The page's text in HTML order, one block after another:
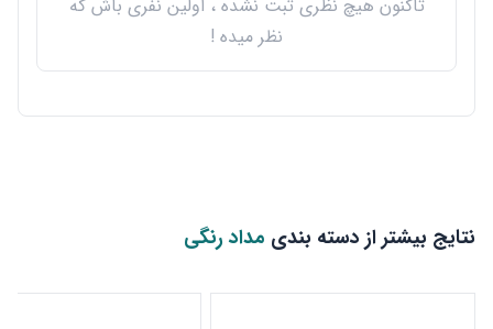
تاکنون هیچ نظری ثبت نشده ، اولین نفری باش که
نظر میده !
نتایج بیشتر از دسته بندی مداد رنگی